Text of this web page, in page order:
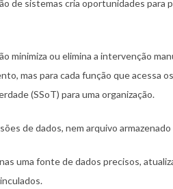
de sistemas cria oportunidades para
minimiza ou elimina a intervenção
mas para cada função que acessa
(SSoT) para uma organização.
de dados, nem arquivo
uma fonte de dados precisos,